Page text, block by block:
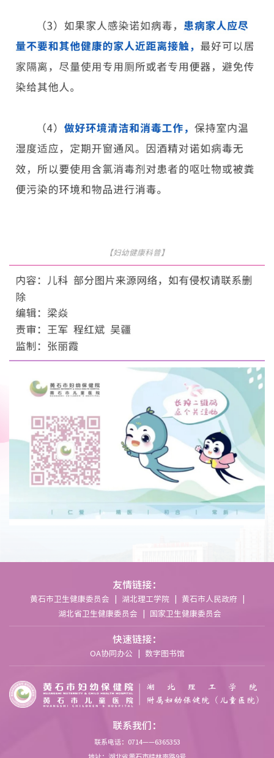
友情链接：
黄石市卫生健康委员会 | 湖北理工学院 | 黄石市人民政府 |
湖北省卫生健康委员会 | 国家卫生健康委员会
快速链接：
OA协同办公 | 数字图书馆
联系我们：
联系电话：0714——6365353